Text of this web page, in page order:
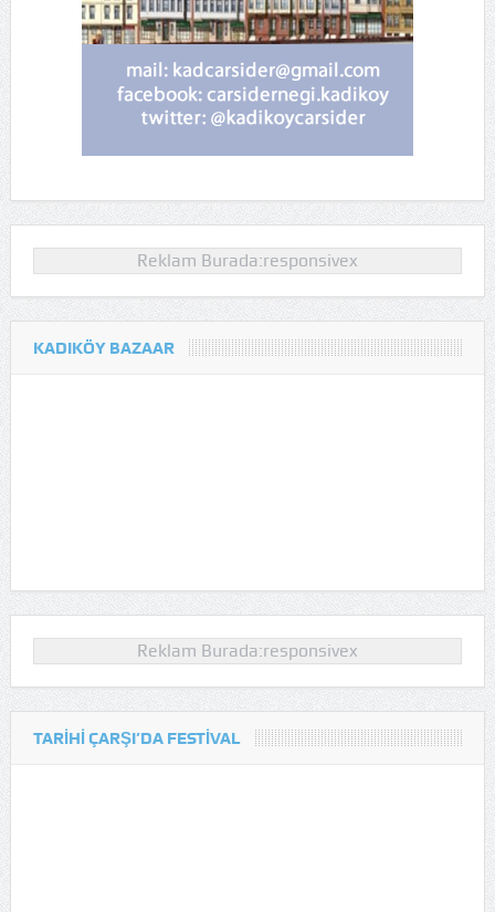
Reklam Burada:responsivex
KADIKÖY BAZAAR
Reklam Burada:responsivex
TARIHI ÇARŞI’DA FESTIVAL